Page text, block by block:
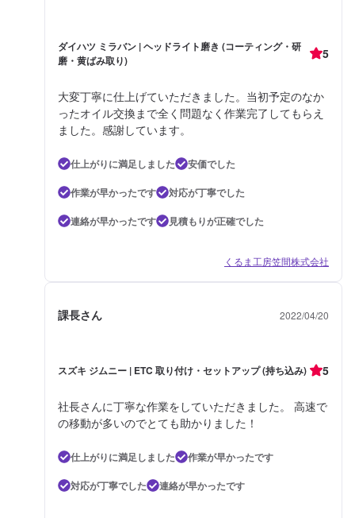
ダイハツ ミラバン | ヘッドライト磨き (コーティング・研
磨・黄ばみ取り)
5
大変丁寧に仕上げていただきました。当初予定のなか
ったオイル交換まで全く問題なく作業完了してもらえ
ました。感謝しています。
仕上がりに満足しました
安価でした
作業が早かったです
対応が丁寧でした
連絡が早かったです
見積もりが正確でした
くるま工房笠間株式会社
課長さん 2022/04/20
スズキ ジムニー | ETC 取り付け・セットアップ (持ち込み) 5
社長さんに丁寧な作業をしていただきました。 高速で
の移動が多いのでとても助かりました！
仕上がりに満足しました
作業が早かったです
対応が丁寧でした
連絡が早かったです